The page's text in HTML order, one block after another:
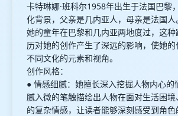
卡特琳娜·班科尔1958年出生于法国巴黎
化背景，父亲是几内亚人，母亲是法国人。
她的童年在巴黎和几内亚两地度过，这
历对她的创作产生了深远的影响，使她
不同文化的元素和视角。
创作风格：
● 情感细腻：她擅长深入挖掘人物内心的
腻入微的笔触描绘出人物在面对生活困
的复杂情感，让读者能够深刻感受到角色